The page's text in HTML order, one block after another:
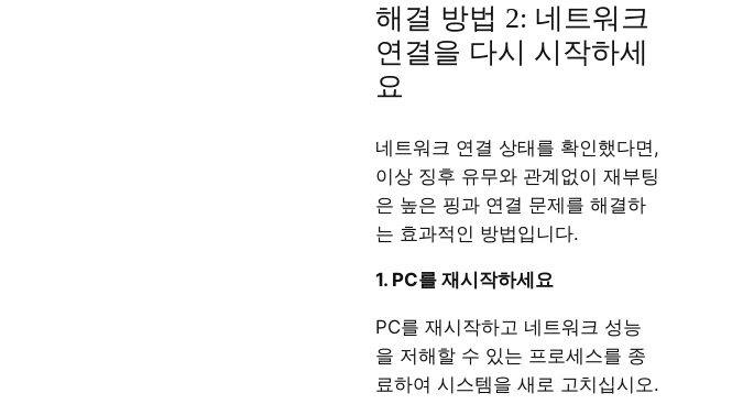
해결 방법 2: 네트워크
연결을 다시 시작하세
요
네트워크 연결 상태를 확인했다면,
이상 징후 유무와 관계없이 재부팅
은 높은 핑과 연결 문제를 해결하
는 효과적인 방법입니다.
1. PC를 재시작하세요
PC를 재시작하고 네트워크 성능
을 저해할 수 있는 프로세스를 종
료하여 시스템을 새로 고치십시오.